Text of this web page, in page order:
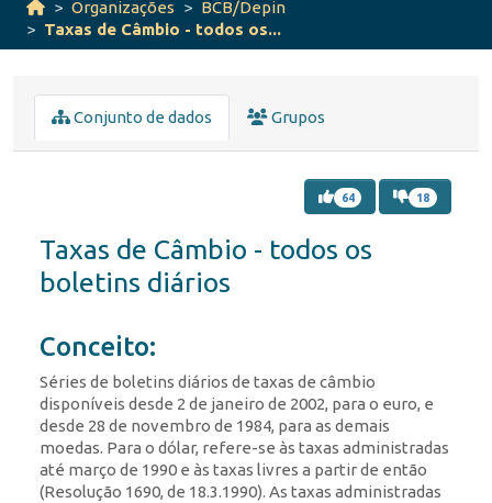
Organizações
BCB/Depin
Taxas de Câmbio - todos os...
Conjunto de dados Grupos
Taxas de Câmbio - todos os
boletins diários
Conceito:
Séries de boletins diários de taxas de câmbio
disponíveis desde 2 de janeiro de 2002, para o euro, e
desde 28 de novembro de 1984, para as demais
moedas. Para o dólar, refere-se às taxas administradas
até março de 1990 e às taxas livres a partir de então
(Resolução 1690, de 18.3.1990). As taxas administradas
64 18